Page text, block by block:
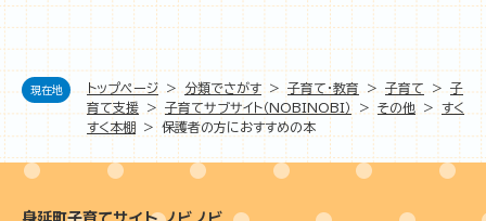
現在地 トップページ > 分類でさがす > 子育て・教育 > 子育て >
子
育て支援
> 子育てサブサイト（NOBINOBI） > その他 > すく
すく本棚
> 保護者の方におすすめの本